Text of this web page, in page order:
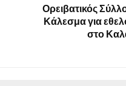
Ορειβατικός
Κάλεσμα για
στο